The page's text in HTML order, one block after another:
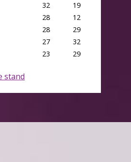
32
19
28
12
28
29
27
32
23 29
stand